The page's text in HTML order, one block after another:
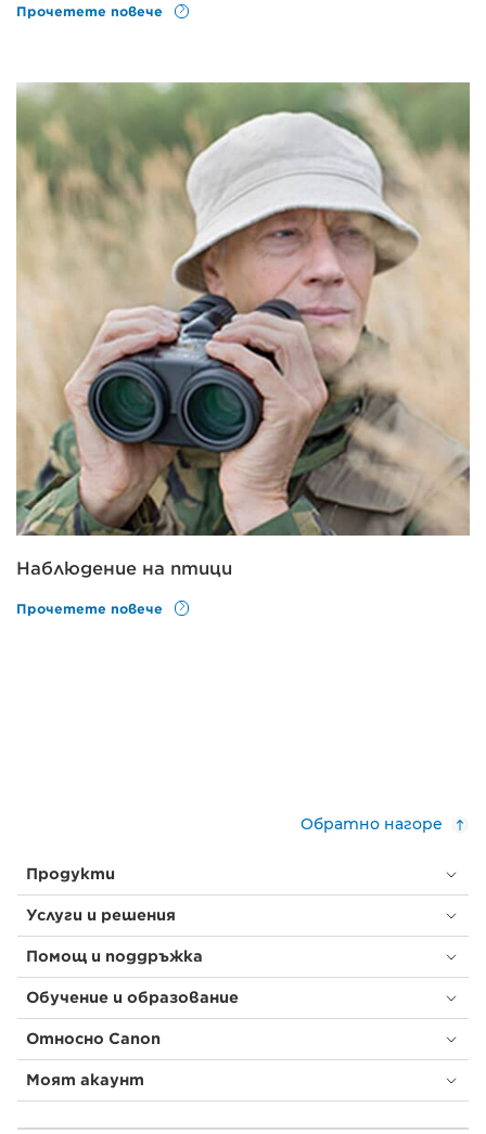
Прочетете повече
Наблюдение на птици
Прочетете повече
Обратно нагоре
Продукти
Услуги и решения
Помощ и поддръжка
Обучение и образование
Относно Canon
Моят акаунт